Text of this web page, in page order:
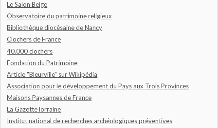
Le Salon Beige
Observatoire du patrimoine religieux
Bibliothèque diocésaine de Nancy
Clochers de France
40.000 clochers
Fondation du Patrimoine
Article "Bleurville" sur Wikipédia
Association pour le développement du Pays aux Trois Provinces
Maisons Paysannes de France
La Gazette lorraine
Institut national de recherches archéologiques préventives